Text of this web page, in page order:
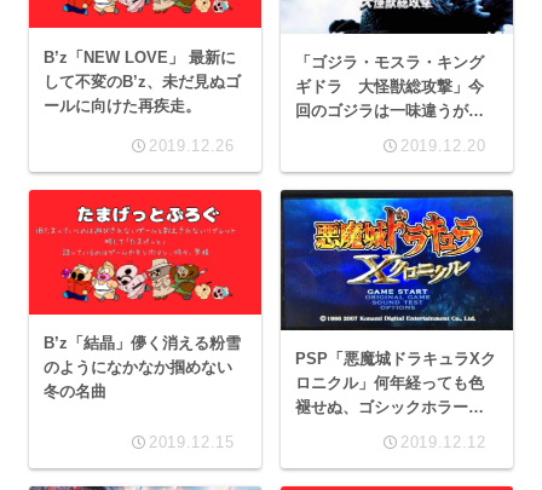
B’z「NEW LOVE」 最新に
して不変のB’z、未だ見ぬゴ
ールに向けた再疾走。
2019.12.26
「ゴジラ・モスラ・キング
ギドラ 大怪獣総攻撃」今
回のゴジラは一味違うが、
金色のアイツはもっと違
2019.12.20
B’z「結晶」儚く消える粉雪
のようになかなか掴めない
冬の名曲
2019.12.15
PSP「悪魔城ドラキュラXク
ロニクル」何年経っても色
褪せぬ、ゴシックホラーな
アクションゲーム。
2019.12.12